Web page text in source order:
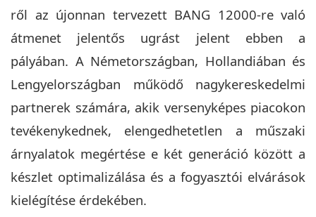
ről az újonnan tervezett BANG 12000-re való
átmenet jelentős ugrást jelent ebben a
pályában. A Németországban, Hollandiában és
Lengyelországban működő nagykereskedelmi
partnerek számára, akik versenyképes piacokon
tevékenykednek, elengedhetetlen a műszaki
árnyalatok megértése e két generáció között a
készlet optimalizálása és a fogyasztói elvárások
kielégítése érdekében.